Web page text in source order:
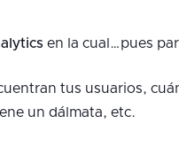
en la cual…pues
tus usuarios,
un dálmata, etc.